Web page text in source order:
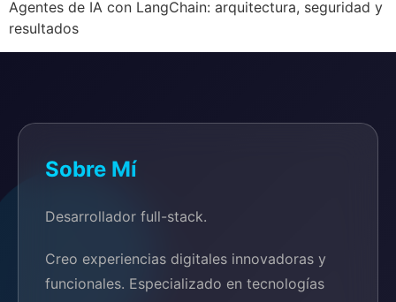
Agentes de IA con LangChain: arquitectura, seguridad y
resultados
Sobre Mí
Desarrollador full-stack.
Creo experiencias digitales innovadoras y
funcionales. Especializado en tecnologías